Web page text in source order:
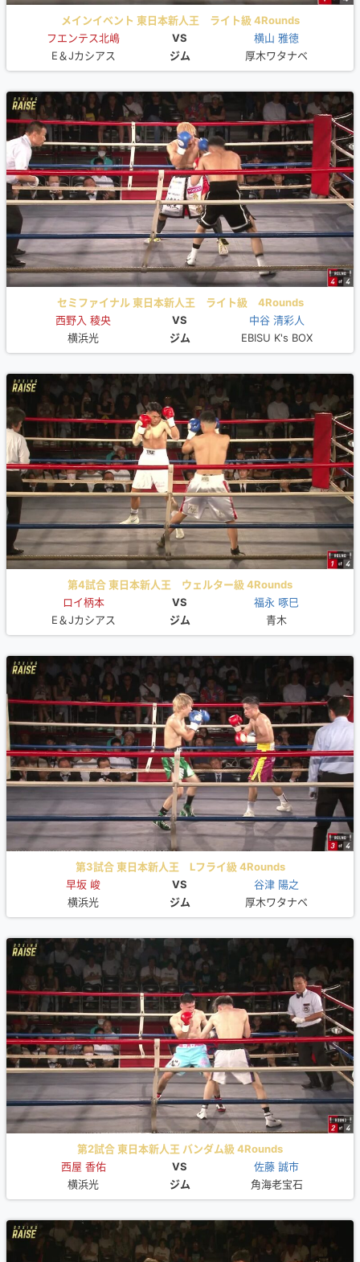
メインイベント 東日本新人王 ライト級 4Rounds
フエンテス北嶋
VS
横山 雅徳
E＆Jカシアス
ジム 厚木ワタナベ
セミファイナル 東日本新人王 ライト級 4Rounds
西野入 稜央
VS
中谷 清彩人
横浜光
ジム EBISU K's BOX
第4試合 東日本新人王 ウェルター級 4Rounds
ロイ柄本
VS
福永 啄巳
E＆Jカシアス
ジム 青木
第3試合 東日本新人王 Lフライ級 4Rounds
早坂 峻
VS
谷津 陽之
横浜光
ジム 厚木ワタナベ
第2試合 東日本新人王 バンダム級 4Rounds
西屋 香佑
VS
佐藤 誠市
横浜光
ジム 角海老宝石